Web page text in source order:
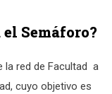
Semáforo?
la red de Facultad a
cuyo objetivo es